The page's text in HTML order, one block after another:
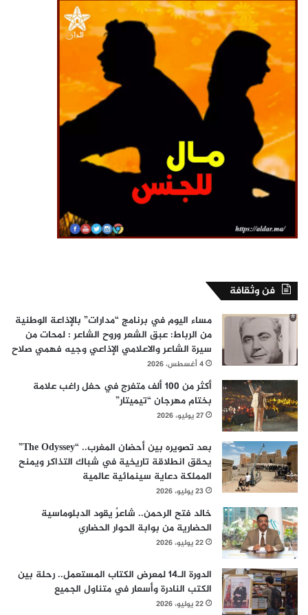
فن وثقافة
مساء اليوم في برنامج “مدارات” بالإذاعة الوطنية
من الرباط: عبق الشعر وروح الشاعر : لمحات من
سيرة الشاعر والاعلامي الإذاعي وجيه فهمي صلاح
4 أغسطس، 2026
أكثر من 100 ألف متفرج في حفل راغب علامة
بختام مهرجان “تيميتار”
27 يوليو، 2026
بعد تصويره بين أحضان المغرب.. “The Odyssey”
يحقق انطلاقة تاريخية في شباك التذاكر ويمنح
المملكة دعاية سينمائية عالمية
23 يوليو، 2026
خالد فتح الرحمن.. شاعرٌ يقود الدبلوماسية
الحضارية من بوابة الحوار الحضاري
22 يوليو، 2026
الدورة الـ14 لمعرض الكتاب المستعمل.. رحلة بين
الكتب النادرة وأسعار في متناول الجميع
22 يوليو، 2026